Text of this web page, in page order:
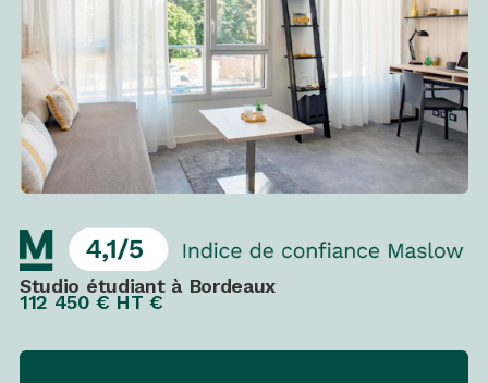
Studio étudiant à Bordeaux
112 450 € HT €